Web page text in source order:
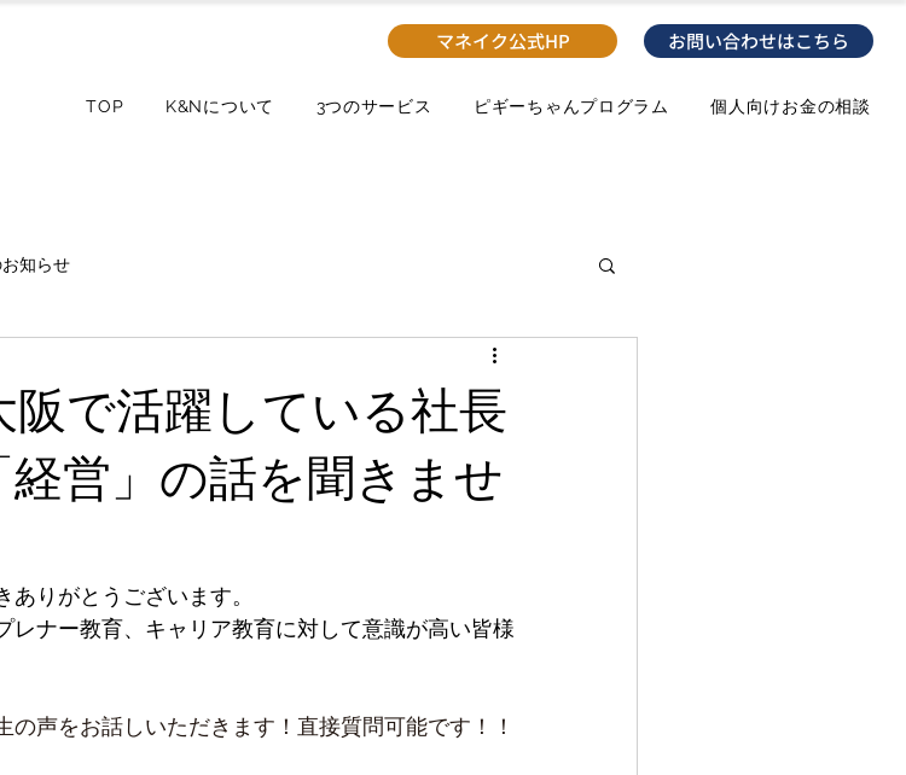
マネイク公式HP お問い合わせはこちら
TOP K&Nについて 3つのサービス ピギーちゃんプログラム 個人向けお金の相談
知らせ
で活躍している社長
営」の話を聞きませ
りがとうございます。
レナー教育、キャリア教育に対して意識が高い皆様
声をお話しいただきます！直接質問可能です！！